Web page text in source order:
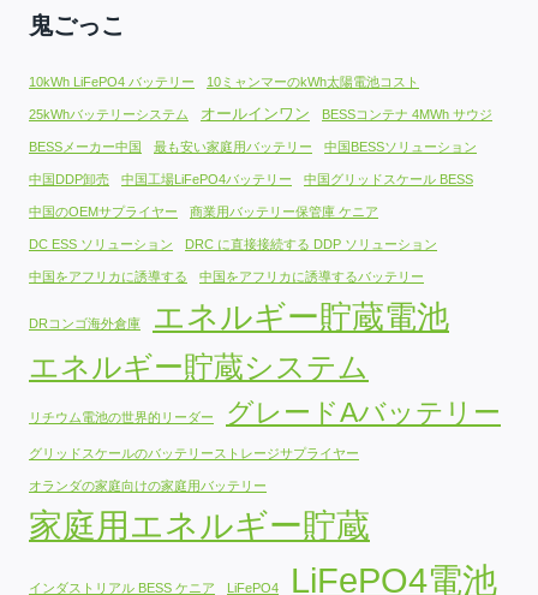
鬼ごっこ
10kWh LiFePO4 バッテリー 10ミャンマーのkWh太陽電池コスト
25kWhバッテリーシステム オールインワン BESSコンテナ 4MWh サウジ
BESSメーカー中国 最も安い家庭用バッテリー 中国BESSソリューション
中国DDP卸売 中国工場LiFePO4バッテリー 中国グリッドスケール BESS
中国のOEMサプライヤー 商業用バッテリー保管庫 ケニア
DC ESS ソリューション DRC に直接接続する DDP ソリューション
中国をアフリカに誘導する 中国をアフリカに誘導するバッテリー
DRコンゴ海外倉庫 エネルギー貯蔵電池
エネルギー貯蔵システム
リチウム電池の世界的リーダー グレードAバッテリー
グリッドスケールのバッテリーストレージサプライヤー
オランダの家庭向けの家庭用バッテリー
家庭用エネルギー貯蔵
インダストリアル BESS ケニア LiFePO4 LiFePO4電池